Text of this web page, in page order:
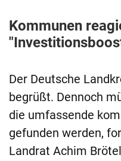
Kommunen
Der Deutsche
begrüßt. Dennoch
die umfassende
gefunden werden,
Landrat Achim